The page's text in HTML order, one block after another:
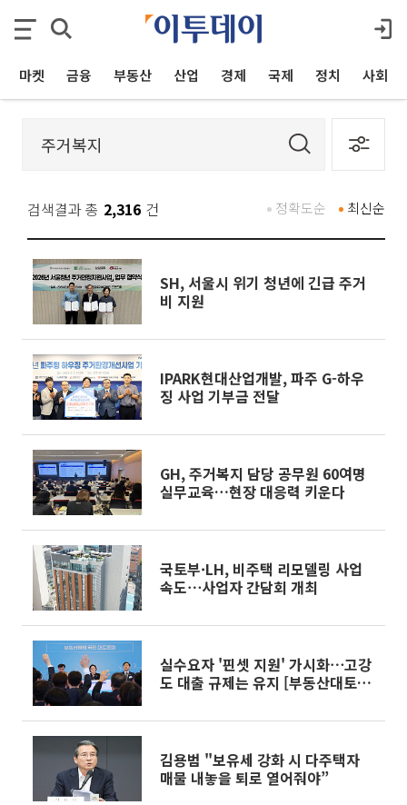
마켓 금융 부동산 산업 경제 국제 정치 사회
검색결과 총 2,316 건 최신순
정확도순
SH, 서울시 위기 청년에 긴급 주거
비 지원
IPARK현대산업개발, 파주 G-하우
징 사업 기부금 전달
GH, 주거복지 담당 공무원 60여명
실무교육…현장 대응력 키운다
국토부·LH, 비주택 리모델링 사업
속도⋯사업자 간담회 개최
실수요자 '핀셋 지원' 가시화⋯고강
도 대출 규제는 유지 [부동산대토론
김용범 "보유세 강화 시 다주택자
매물 내놓을 퇴로 열어줘야”